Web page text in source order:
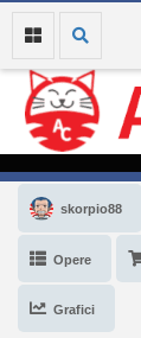
skorpio88
Opere
Grafici